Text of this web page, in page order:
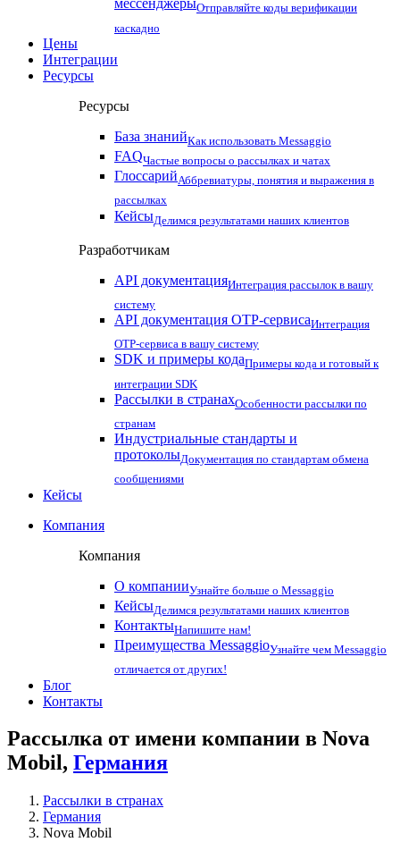
мессенджерыОтправляйте коды верификации
каскадно
Цены
Интеграции
Ресурсы
Ресурсы
База знанийКак использовать Messaggio
FAQЧастые вопросы о рассылках и чатах
ГлоссарийАббревиатуры, понятия и выражения в
рассылках
КейсыДелимся результатами наших клиентов
Разработчикам
API документацияИнтеграция рассылок в вашу
систему
API документация OTP-сервисаИнтеграция
OTP-сервиса в вашу систему
SDK и примеры кодаПримеры кода и готовый к
интеграции SDK
Рассылки в странахОсобенности рассылки по
странам
Индустриальные стандарты и
протоколыДокументация по стандартам обмена
сообщениями
Кейсы
Компания
Компания
О компанииУзнайте больше о Messaggio
КейсыДелимся результатами наших клиентов
КонтактыНапишите нам!
Преимущества MessaggioУзнайте чем Messaggio
отличается от других!
Блог
Контакты
Рассылка от имени компании в Nova
Mobil, Германия
Рассылки в странах
Германия
Nova Mobil